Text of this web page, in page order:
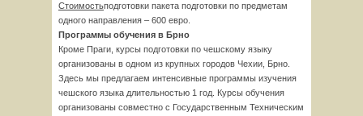
Стоимостьподготовки пакета подготовки по предметам
одного направления – 600 евро.
Программы обучения в Брно
Кроме Праги, курсы подготовки по чешскому языку
организованы в одном из крупных городов Чехии, Брно.
Здесь мы предлагаем интенсивные программы изучения
чешского языка длительностью 1 год. Курсы обучения
организованы совместно с Государственным Техническим